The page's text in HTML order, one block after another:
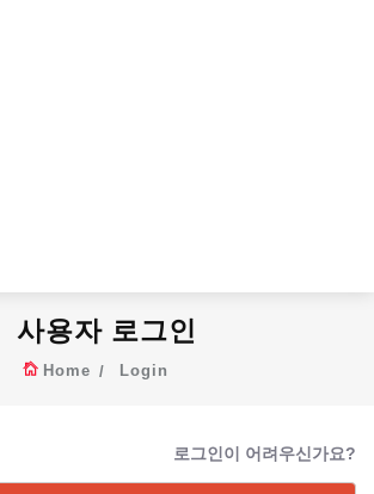
사용자 로그인
Home Login
로그인이 어려우신가요?